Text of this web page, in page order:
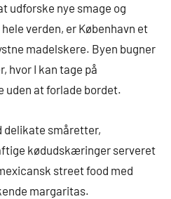
udforske nye smage og
verden, er København et
madelskere. Byen bugner
hvor I kan tage på
uden at forlade bordet.
delikate småretter,
kødudskæringer serveret
street food med
margaritas.